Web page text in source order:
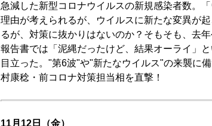
急減した新型コロナウイルスの新規感染者数。
理由が考えられるが、ウイルスに新たな変異が
るが、対策に抜かりはないのか？そもそも、去
報告書では「泥縄だったけど、結果オーライ」
目立った。"第6波"や"新たなウイルス"の来襲に
村康稔・前コロナ対策担当相を直撃！
11月12日（金）